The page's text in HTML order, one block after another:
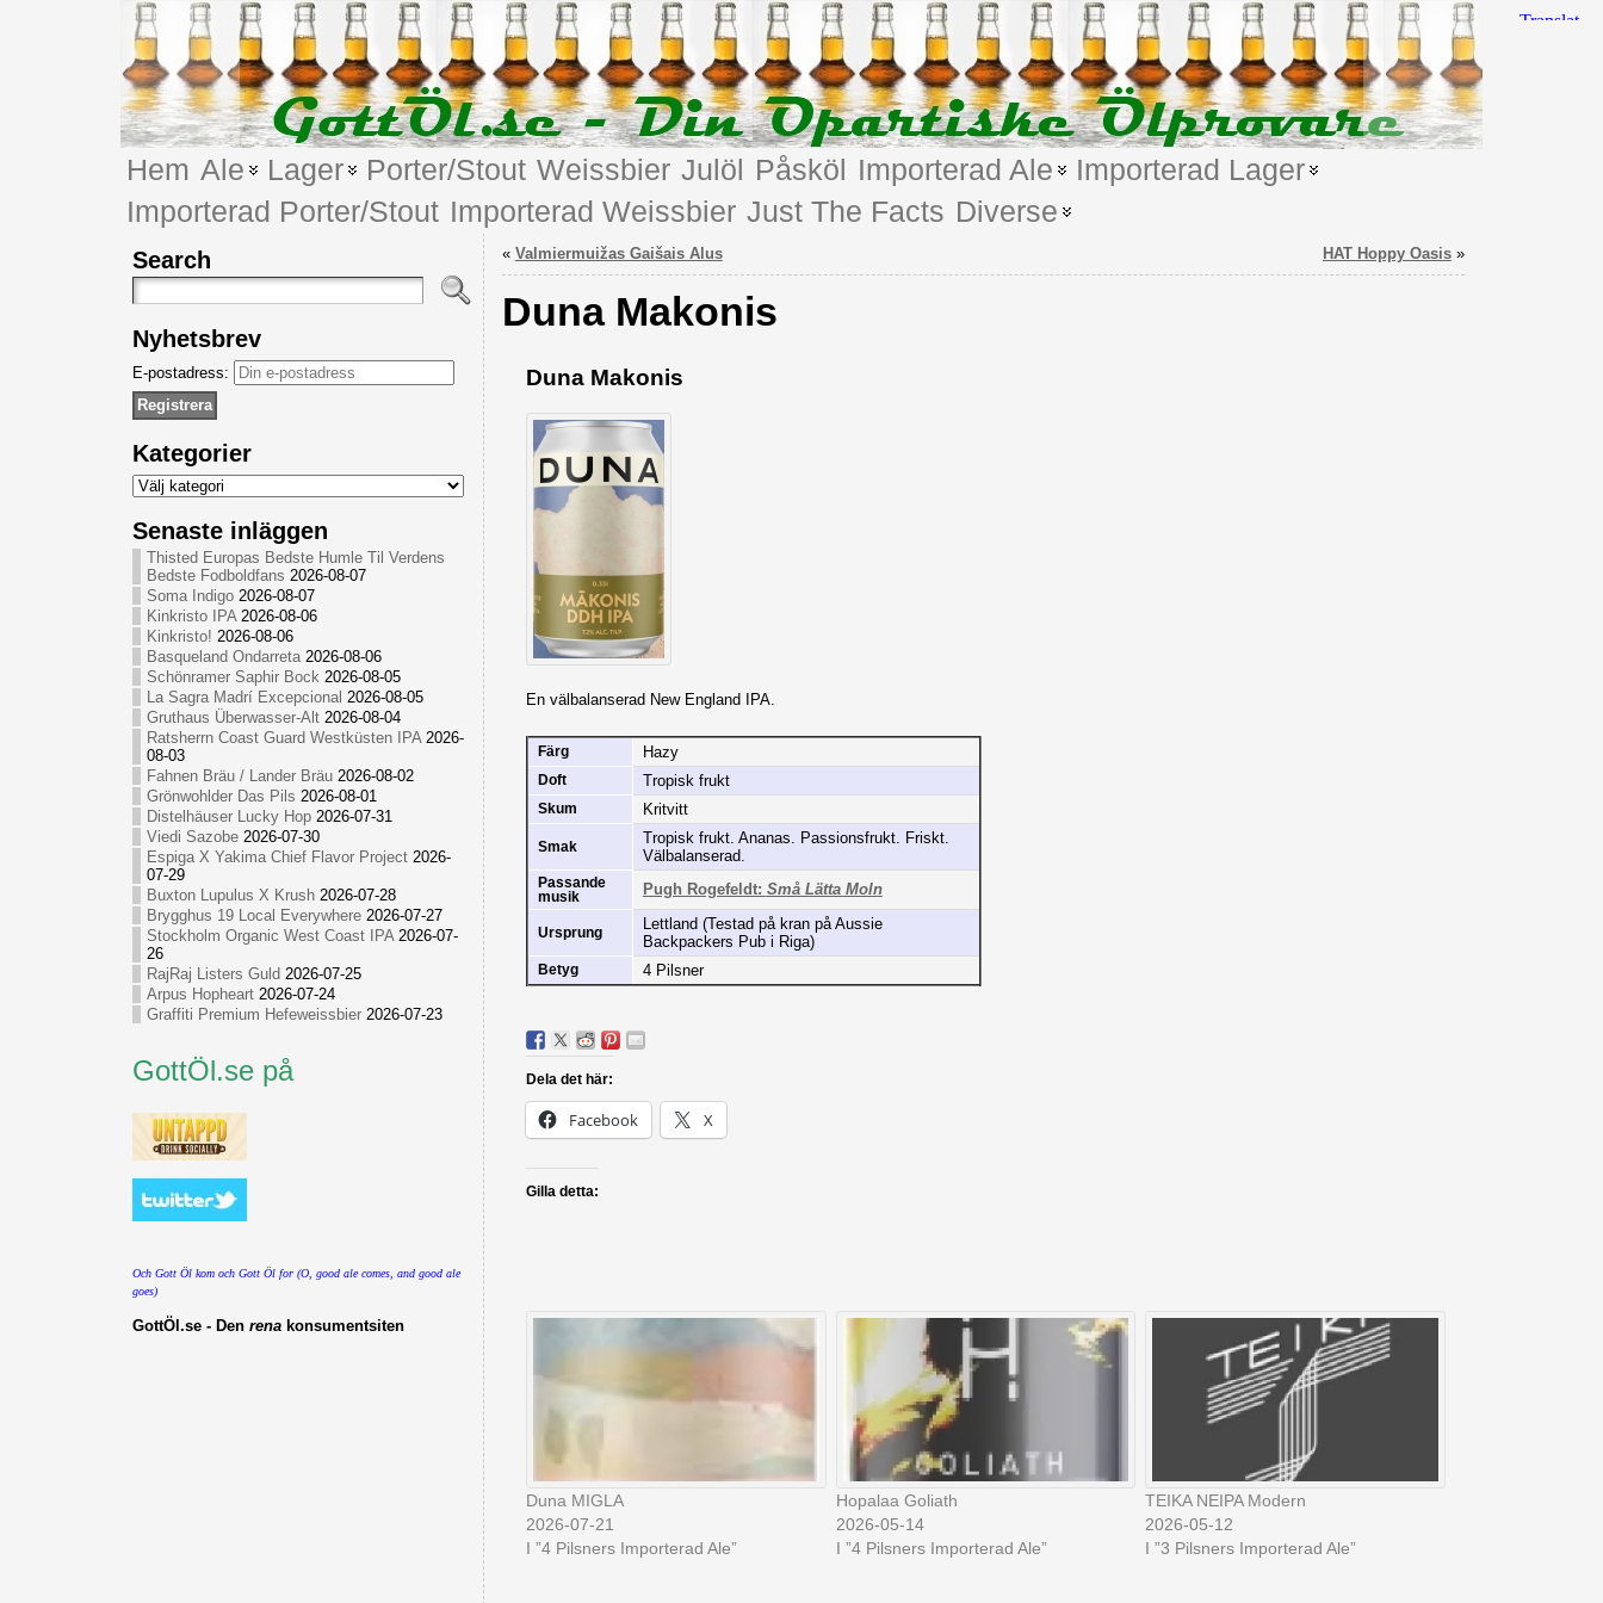
Hem Ale Lager Porter/Stout Weissbier Julöl Påsköl Importerad Ale
Importerad Lager
Importerad Porter/Stout Importerad Weissbier Just The Facts Diverse
Search
Nyhetsbrev
E-postadress:
Kategorier
Kategorier
Senaste inläggen
Thisted Europas Bedste Humle Til Verdens
Bedste Fodboldfans 2026-08-07
Soma Indigo 2026-08-07
Kinkristo IPA 2026-08-06
Kinkristo! 2026-08-06
Basqueland Ondarreta 2026-08-06
Schönramer Saphir Bock 2026-08-05
La Sagra Madrí Excepcional 2026-08-05
Gruthaus Überwasser-Alt 2026-08-04
Ratsherrn Coast Guard Westküsten IPA 2026-
08-03
Fahnen Bräu / Lander Bräu 2026-08-02
Grönwohlder Das Pils 2026-08-01
Distelhäuser Lucky Hop 2026-07-31
Viedi Sazobe 2026-07-30
Espiga X Yakima Chief Flavor Project 2026-
07-29
Buxton Lupulus X Krush 2026-07-28
Brygghus 19 Local Everywhere 2026-07-27
Stockholm Organic West Coast IPA 2026-07-
26
RajRaj Listers Guld 2026-07-25
Arpus Hopheart 2026-07-24
Graffiti Premium Hefeweissbier 2026-07-23
GottÖl.se på
Och Gott Öl kom och Gott Öl for (O, good ale comes, and good ale
goes)
GottÖl.se - Den rena konsumentsiten
« Valmiermuižas Gaišais Alus HAT Hoppy Oasis»
Duna Makonis
Duna Makonis
En välbalanserad New England IPA.
Färg Hazy
Doft Tropisk frukt
Skum Kritvitt
Smak
Tropisk frukt. Ananas. Passionsfrukt. Friskt.
Välbalanserad.
Passande
musik
Pugh Rogefeldt: Små Lätta Moln
Ursprung
Lettland (Testad på kran på Aussie
Backpackers Pub i Riga)
Betyg 4 Pilsner
Dela det här:
Facebook X
Gilla detta:
Duna MIGLA
2026-07-21
I ”4 Pilsners Importerad Ale”
Hopalaa Goliath
2026-05-14
I ”4 Pilsners Importerad Ale”
TEIKA NEIPA Modern
2026-05-12
I ”3 Pilsners Importerad Ale”